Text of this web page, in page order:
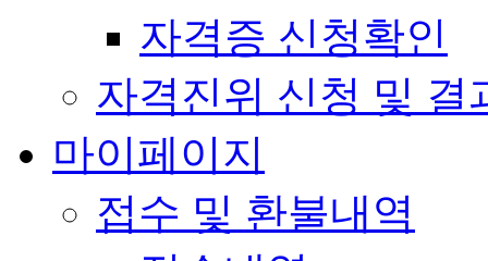
자격증 신청확인
자격진위 신청 및 결
마이페이지
접수 및 환불내역